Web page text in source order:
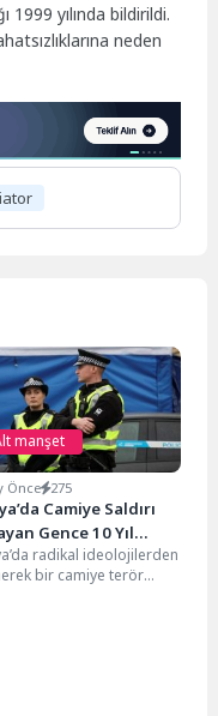
1999 yılında bildirildi.
neden
manşet
Önce 275
Camiye Saldırı
Gence 10 Yıl
radikal ideolojilerden
bir camiye terör